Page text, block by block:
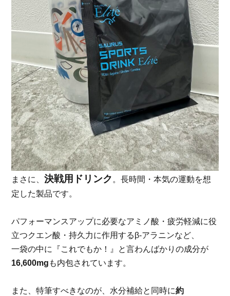
まさに、決戦用ドリンク 。長時間・本気の運動を想
定した製品です。
パフォーマンスアップに必要なアミノ酸・疲労軽減に役
立つクエン酸・持久力に作用するβ-アラニンなど、
一袋の中に『これでもか！』と言わんばかりの成分が
16,600mg も内包されています。
また、特筆すべきなのが、水分補給と同時に約